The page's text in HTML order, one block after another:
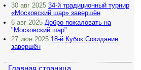
30 авг 2025 34-й традиционный турнир
«Московский шар» завершён
6 авг 2025 Добро пожаловать на
"Московский шар"
27 июн 2025 18-й Кубок Созидание
завершён